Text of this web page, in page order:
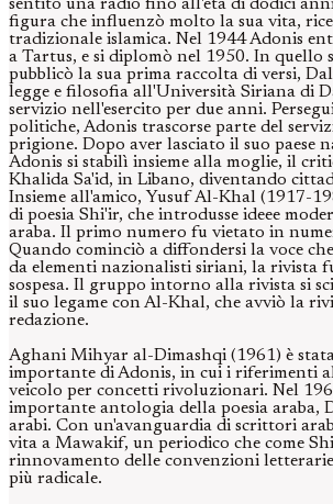
sentito una radio fino all'età di dodici
figura che influenzò molto la sua vita,
tradizionale islamica. Nel 1944 Adonis
a Tartus, e si diplomò nel 1950. In quello
pubblicò la sua prima raccolta di versi,
legge e filosofia all'Università Siriana di
servizio nell'esercito per due anni.
politiche, Adonis trascorse parte del
prigione. Dopo aver lasciato il suo paese
Adonis si stabilì insieme alla moglie, il
Khalida Sa'id, in Libano, diventando
Insieme all'amico, Yusuf Al-Khal (1917-
di poesia Shi'ir, che introdusse ideee
araba. Il primo numero fu vietato in
Quando cominciò a diffondersi la voce
da elementi nazionalisti siriani, la rivista
sospesa. Il gruppo intorno alla rivista si
il suo legame con Al-Khal, che avviò la
redazione.
Aghani Mihyar al-Dimashqi (1961) è
importante di Adonis, in cui i riferimenti
veicolo per concetti rivoluzionari. Nel
importante antologia della poesia araba,
arabi. Con un'avanguardia di scrittori
vita a Mawakif, un periodico che come
rinnovamento delle convenzioni
più radicale.